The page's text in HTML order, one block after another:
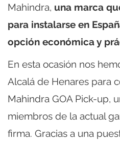
Mahindra, una marca
para instalarse en
opción económica y
En esta ocasión nos
Alcalá de Henares para
Mahindra GOA Pick-up,
miembros de la actual
firma. Gracias a una